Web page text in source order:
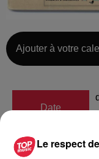
Ajouter à votre
Date
Le respect